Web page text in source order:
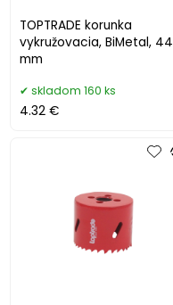
TOPTRADE korunka
vykružovacia, BiMetal, 44
mm
skladom 160 ks
4.32 €